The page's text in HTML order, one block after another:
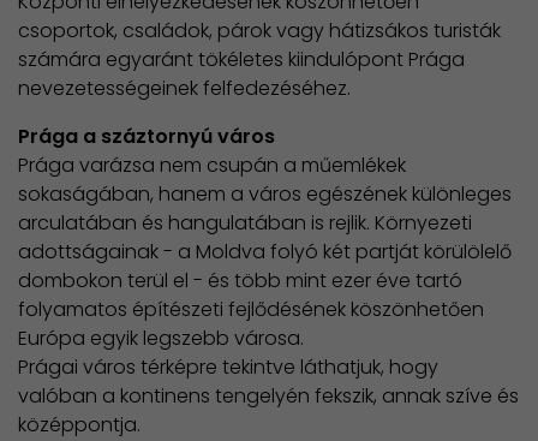
csoportok, családok, párok vagy hátizsákos turisták
számára egyaránt tökéletes kiindulópont Prága
nevezetességeinek felfedezéséhez.
Prága a száztornyú város
Prága varázsa nem csupán a műemlékek
sokaságában, hanem a város egészének különleges
arculatában és hangulatában is rejlik. Környezeti
adottságainak - a Moldva folyó két partját körülölelő
dombokon terül el - és több mint ezer éve tartó
folyamatos építészeti fejlődésének köszönhetően
Európa egyik legszebb városa.
Prágai város térképre tekintve láthatjuk, hogy
valóban a kontinens tengelyén fekszik, annak szíve és
középpontja.